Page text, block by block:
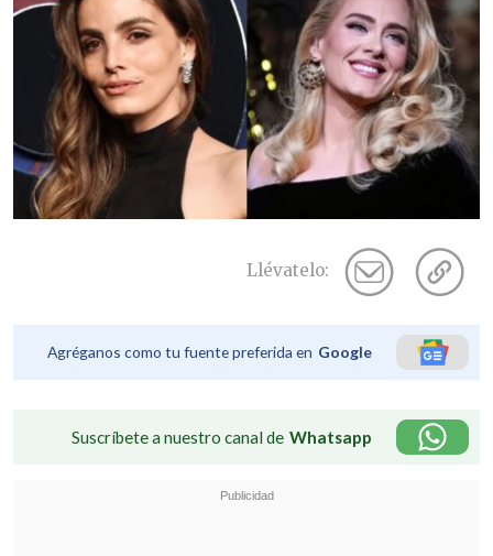
Llévatelo:
Agréganos como tu fuente preferida en Google
Suscríbete a nuestro canal de Whatsapp